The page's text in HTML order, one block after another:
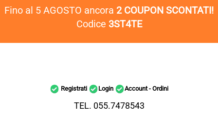
Fino al 5 AGOSTO ancora 2 COUPON SCONTATI!
Codice 3ST4TE
Registrati Login Account - Ordini
TEL. 055.7478543